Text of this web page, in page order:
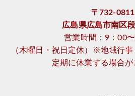
〒732-0811
広島県広島市南区
営業時間：9：00
（木曜日・祝日定休）※地域行
定期に休業する場合